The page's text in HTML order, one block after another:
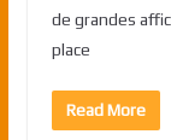
de grandes
place
Read More